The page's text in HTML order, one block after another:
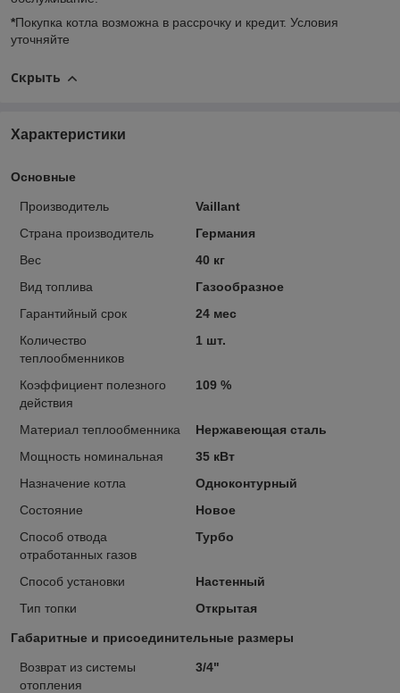
*Покупка котла возможна в рассрочку и кредит. Условия
уточняйте
Скрыть
Характеристики
Основные
Производитель
Vaillant
Страна производитель
Германия
Вес
40 кг
Вид топлива
Газообразное
Гарантийный срок
24 мес
Количество
теплообменников
1 шт.
Коэффициент полезного
действия
109 %
Материал теплообменника
Нержавеющая сталь
Мощность номинальная
35 кВт
Назначение котла
Одноконтурный
Состояние
Новое
Способ отвода
отработанных газов
Турбо
Способ установки
Настенный
Тип топки
Открытая
Габаритные и присоединительные размеры
Возврат из системы
отопления
3/4"